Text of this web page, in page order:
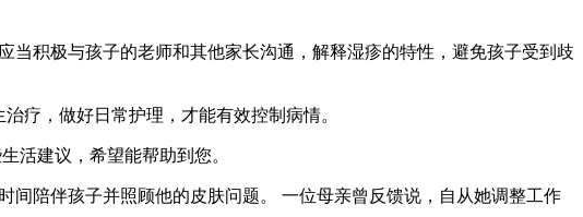
积极与孩子的老师和其他家长沟通，解释湿疹的特性，避免孩子受到歧
疗，做好日常护理，才能有效控制病情。
活建议，希望能帮助到您。
陪伴孩子并照顾他的皮肤问题。 一位母亲曾反馈说，自从她调整工作